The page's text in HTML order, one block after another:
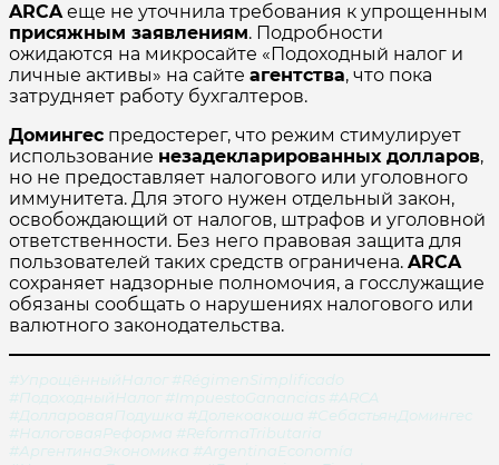
ARCAеще не уточнила требования к упрощенным
присяжным заявлениям. Подробности
ожидаются на микросайте «Подоходный налог и
личные активы» на сайте агентства, что пока
затрудняет работу бухгалтеров.
Домингес предостерег, что режим стимулирует
использование незадекларированных долларов,
но не предоставляет налогового или уголовного
иммунитета. Для этого нужен отдельный закон,
освобождающий от налогов, штрафов и уголовной
ответственности. Без него правовая защита для
пользователей таких средств ограничена. ARCA
сохраняет надзорные полномочия, а госслужащие
обязаны сообщать о нарушениях налогового или
валютного законодательства.
#УпрощённыйНалог #RégimenSimplificado
#ПодоходныйНалог #ImpuestoGanancias #ARCA
#ДоллароваяПодушка #Долекоакоша #СебастьянДомингес
#НалоговаяРеформа #ReformaTributaria
#АргентинаЭкономика #ArgentinaEconomía